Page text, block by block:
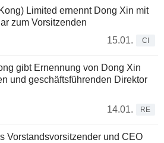
Limited ernennt Dong Xin mit
zum Vorsitzenden
15.01.
CI
gibt Ernennung von Dong Xin
und geschäftsführenden Direktor
14.01.
RE
Vorstandsvorsitzender und CEO